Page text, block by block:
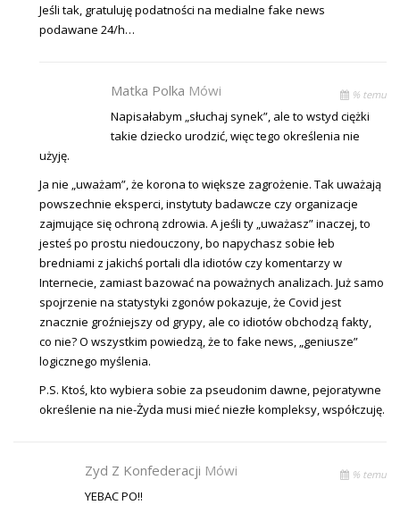
Jeśli tak, gratuluję podatności na medialne fake news
podawane 24/h…
Matka Polka Mówi % temu
Napisałabym „słuchaj synek”, ale to wstyd ciężki
takie dziecko urodzić, więc tego określenia nie
użyję.
Ja nie „uważam”, że korona to większe zagrożenie. Tak uważają
powszechnie eksperci, instytuty badawcze czy organizacje
zajmujące się ochroną zdrowia. A jeśli ty „uważasz” inaczej, to
jesteś po prostu niedouczony, bo napychasz sobie łeb
bredniami z jakichś portali dla idiotów czy komentarzy w
Internecie, zamiast bazować na poważnych analizach. Już samo
spojrzenie na statystyki zgonów pokazuje, że Covid jest
znacznie groźniejszy od grypy, ale co idiotów obchodzą fakty,
co nie? O wszystkim powiedzą, że to fake news, „geniusze”
logicznego myślenia.
P.S. Ktoś, kto wybiera sobie za pseudonim dawne, pejoratywne
określenie na nie-Żyda musi mieć niezłe kompleksy, współczuję.
Zyd Z Konfederacji Mówi % temu
YEBAC PO!!